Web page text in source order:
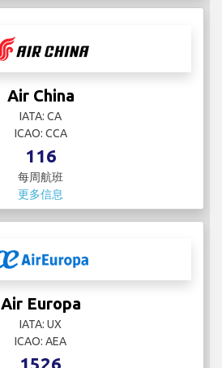
Air China
IATA: CA
ICAO: CCA
116
每周航班
更多信息
Air Europa
IATA: UX
ICAO: AEA
1526